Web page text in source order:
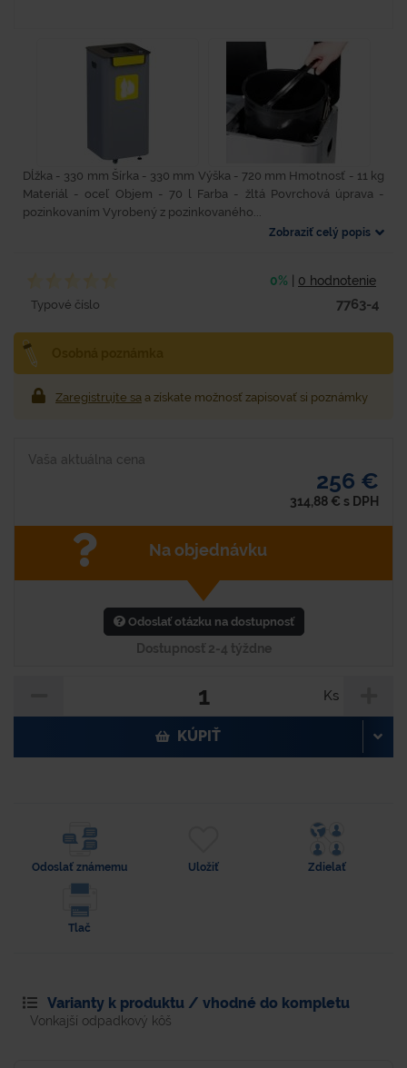
Dĺžka - 330 mm Šírka - 330 mm Výška - 720 mm Hmotnosť - 11 kg
Materiál - oceľ Objem - 70 l Farba - žltá Povrchová úprava -
pozinkovaním Vyrobený z pozinkovaného...
Zobraziť celý popis
0% 0 hodnotenie
Typové číslo 7763-4
Zaregistrujte sa a získate možnosť zapisovať si poznámky
Vaša aktuálna cena
256 €
314,88 € s DPH
Na objednávku
Odoslať otázku na dostupnosť
Dostupnosť 2-4 týždne
Ks
KÚPIŤ
Odoslať známemu Uložiť Zdielať
Tlač
Varianty k produktu / vhodné do kompletu
Vonkajší odpadkový kôš